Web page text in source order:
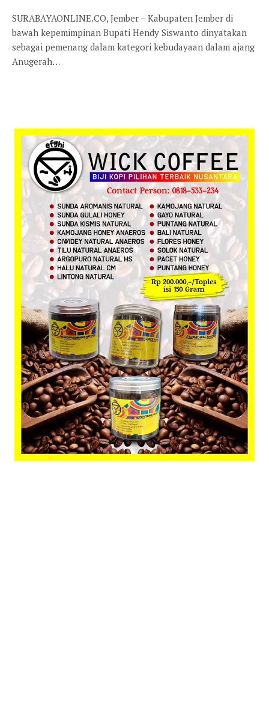
SURABAYAONLINE.CO, Jember – Kabupaten Jember di
bawah kepemimpinan Bupati Hendy Siswanto dinyatakan
sebagai pemenang dalam kategori kebudayaan dalam ajang
Anugerah…